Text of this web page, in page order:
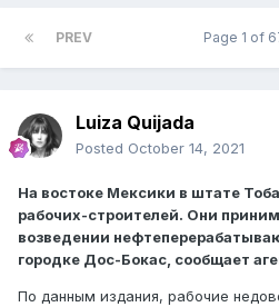
PREV Page 1 of
Luiza Quijada
Posted October 14, 2021
На востоке Мексики в штате
рабочих-строителей. Они
возведении
городке Дос-Бокас, сообщает
По данным издания, рабочие